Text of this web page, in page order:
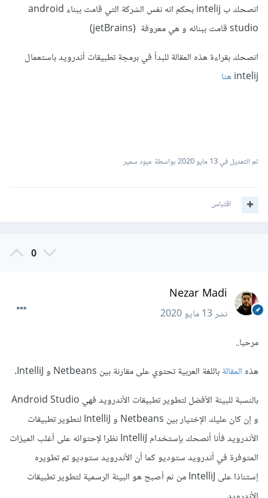
انصحك ب intelij بحكم انه نفس الشركة التي قامت ببناء android
studio قامت ببنائه و هي معروفة (jetBrains)
انصحك بقراءة هذه المقالة للبدأ في برمجة تطبيقات أندرويد باستعمال
intelij هنا
تم التعديل في13 مايو 2020 بواسطة عبود سمير
اقتباس
0
Nezar Madi
نشر13 مايو 2020
مرحبا..
هذه المقالةباللغة العربية تحتوي على مقارنة بين Netbeans و IntelliJ.
بالنسبة للبيئة الأفضل لتطوير تطبيقات الأندرويد فهي Android Studio
و إن كان عليك الإختيار بين Netbeans و IntelliJ لتطوير تطبيقات
الأندرويد فأنا أنصحك بإستخدام IntelliJ نظرا لإحتوائه على أغلب الميزات
المتوفرة في أندرويد ستوديو كما أن الأندرويد ستوديو تم تطويره
إستناذا على IntelliJ من ثم أصبح هو البيئة الرسمية لتطوير تطبيقات